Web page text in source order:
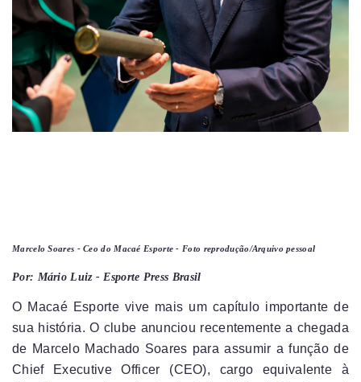
Marcelo Soares - Ceo do Macaé Esporte - Foto reprodução/Arquivo pessoal
Por: Mário Luiz - Esporte Press Brasil
O Macaé Esporte vive mais um capítulo importante de
sua história. O clube anunciou recentemente a chegada
de Marcelo Machado Soares para assumir a função de
Chief Executive Officer (CEO), cargo equivalente à